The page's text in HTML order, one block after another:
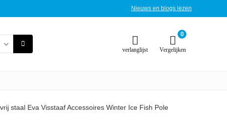
Nieuws en blogs lezen
verlanglijst
0
Vergelijken
staal Eva Visstaaf Accessoires Winter Ice Fish Pole